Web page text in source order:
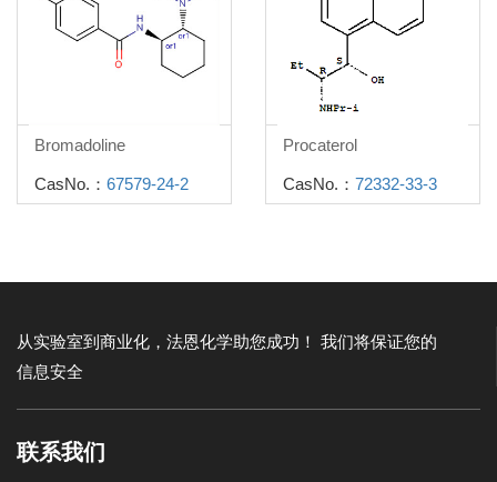
Bromadoline
CasNo.： 67579-24-2
Procaterol
CasNo.： 72332-33-3
从实验室到商业化，法恩化学助您成功！ 我们将保证您的
信息安全
联系我们